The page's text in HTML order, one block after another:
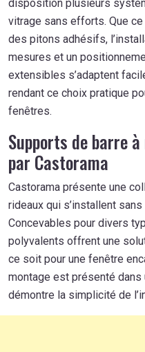
disposition plusieurs
vitrage sans efforts. Que
des pitons adhésifs,
mesures et un
extensibles s’adaptent
rendant ce choix pratique
fenêtres.
Supports de barre
par Castorama
Castorama présente une
rideaux qui s’installent
Concevables pour divers
polyvalents offrent une
ce soit pour une fenêtre
montage est présenté
démontre la simplicité de